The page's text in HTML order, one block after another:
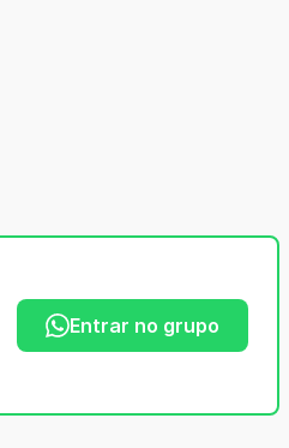
Entrar no grupo